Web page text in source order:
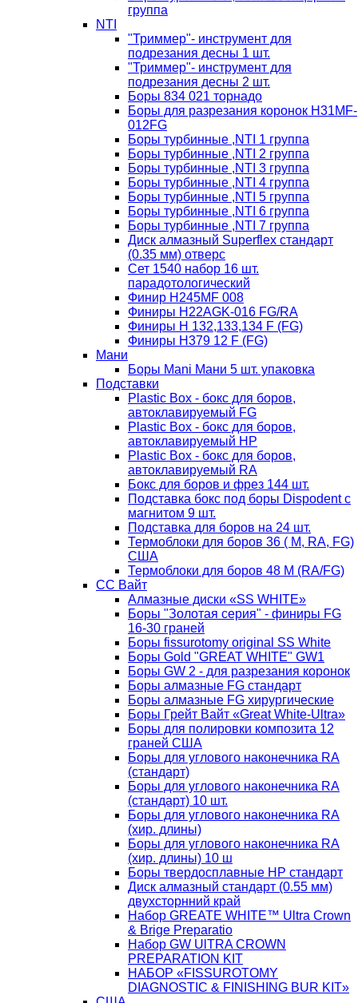
группа
NTI
"Триммер"- инструмент для
подрезания десны 1 шт.
"Триммер"- инструмент для
подрезания десны 2 шт.
Боры 834 021 торнадо
Боры для разрезания коронок H31MF-
012FG
Боры турбинные ,NTI 1 группа
Боры турбинные ,NTI 2 группа
Боры турбинные ,NTI 3 группа
Боры турбинные ,NTI 4 группа
Боры турбинные ,NTI 5 группа
Боры турбинные ,NTI 6 группа
Боры турбинные ,NTI 7 группа
Диск алмазный Superflex стандарт
(0.35 мм) отверс
Сет 1540 набор 16 шт.
парадотологический
Финир H245MF 008
Финиры H22AGK-016 FG/RA
Финиры Н 132,133,134 F (FG)
Финиры Н379 12 F (FG)
Мани
Боры Mani Мани 5 шт. упаковка
Подставки
Plastic Box - бокс для боров,
автоклавируемый FG
Plastic Box - бокс для боров,
автоклавируемый HP
Plastic Box - бокс для боров,
автоклавируемый RA
Бокс для боров и фрез 144 шт.
Подставка бокс под боры Dispodent с
магнитом 9 шт.
Подставка для боров на 24 шт.
Термоблоки для боров 36 ( М, RA, FG)
США
Термоблоки для боров 48 М (RA/FG)
СС Вайт
Алмазные диски «SS WHITE»
Боры "Золотая серия" - финиры FG
16-30 граней
Боры fissurotomy original SS White
Боры Gold "GREAT WHITE" GW1
Боры GW 2 - для разрезания коронок
Боры алмазные FG стандарт
Боры алмазные FG хирургические
Боры Грейт Вайт «Great White-Ultra»
Боры для полировки композита 12
граней США
Боры для углового наконечника RA
(стандарт)
Боры для углового наконечника RA
(стандарт) 10 шт.
Боры для углового наконечника RA
(хир. длины)
Боры для углового наконечника RA
(хир. длины) 10 ш
Боры твердосплавные НР стандарт
Диск алмазный стандарт (0.55 мм)
двухсторнний край
Набор GREATE WHITE™ Ultra Crown
& Brige Preparatio
Набор GW UlTRA CROWN
PREPARATION KIT
НАБОР «FISSUROTOMY
DIAGNOSTIC & FINISHING BUR KIT»